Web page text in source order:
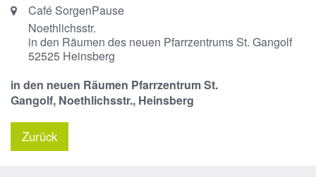
Ort: Café SorgenPause
Noethlichsstr.
in den Räumen des neuen Pfarrzentrums St. Gangolf
52525 Heinsberg
in den neuen Räumen Pfarrzentrum St.
Gangolf, Noethlichsstr., Heinsberg
Zurück